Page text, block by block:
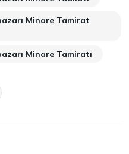
Minare Tamirat
Minare Tamiratı